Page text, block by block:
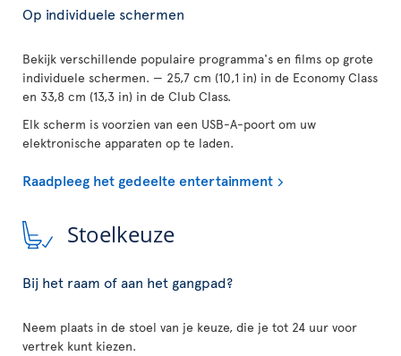
Op individuele schermen
Bekijk verschillende populaire programma's en films op grote
individuele schermen. — 25,7 cm (10,1 in) in de Economy Class
en 33,8 cm (13,3 in) in de Club Class.
Elk scherm is voorzien van een USB-A-poort om uw
elektronische apparaten op te laden.
Raadpleeg het gedeelte entertainment
Stoelkeuze
Bij het raam of aan het gangpad?
Neem plaats in de stoel van je keuze, die je tot 24 uur voor
vertrek kunt kiezen.